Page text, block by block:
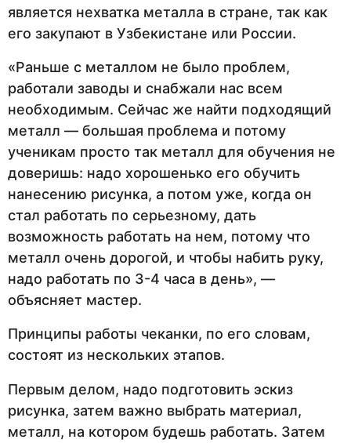
является нехватка металла в стране, так как
его закупают в Узбекистане или России.
«Раньше с металлом не было проблем,
работали заводы и снабжали нас всем
необходимым. Сейчас же найти подходящий
металл — большая проблема и потому
ученикам просто так металл для обучения не
доверишь: надо хорошенько его обучить
нанесению рисунка, а потом уже, когда он
стал работать по серьезному, дать
возможность работать на нем, потому что
металл очень дорогой, и чтобы набить руку,
надо работать по 3-4 часа в день», —
объясняет мастер.
Принципы работы чеканки, по его словам,
состоят из нескольких этапов.
Первым делом, надо подготовить эскиз
рисунка, затем важно выбрать материал,
металл, на котором будешь работать. Затем